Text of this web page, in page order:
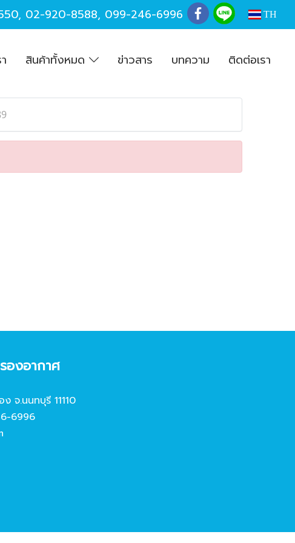
, 02-920-8588, 099-246-6996 TH
สินค้าทั้งหมด ข่าวสาร บทความ ติดต่อเรา
องอากาศ
จ.นนทบุรี 11110
6996